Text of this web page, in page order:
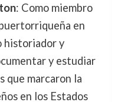
: Como miembro
en
historiador y
y estudiar
que marcaron la
en los Estados